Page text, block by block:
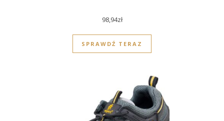
98,94zł
SPRAWDŹ TERAZ